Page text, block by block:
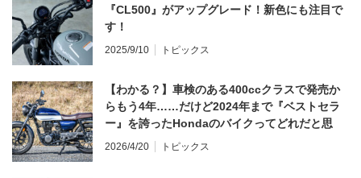
『CL500』がアップグレード！新色にも注目で
す！
2025/9/10 トピックス
【わかる？】車検のある400ccクラスで発売か
らもう4年……だけど2024年まで『ベストセラ
ー』を誇ったHondaのバイクってどれだと思
う？
2026/4/20 トピックス